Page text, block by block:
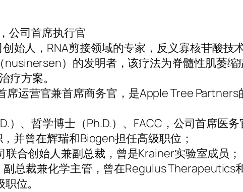
公司首席执行官
始人，RNA剪接领域的专家，反义寡核苷酸技
nusinersen）的发明者，该疗法为脊髓性肌萎缩
疗方案。
席运营官兼首席商务官，是Apple Tree Partners
）、哲学博士（Ph.D.）、FACC，公司首席医
并曾在辉瑞和Biogen担任高级职位；
合创始人兼副总裁，曾是Krainer实验室成员；
副总裁兼化学主管，曾在Regulus Therapeutics
位。